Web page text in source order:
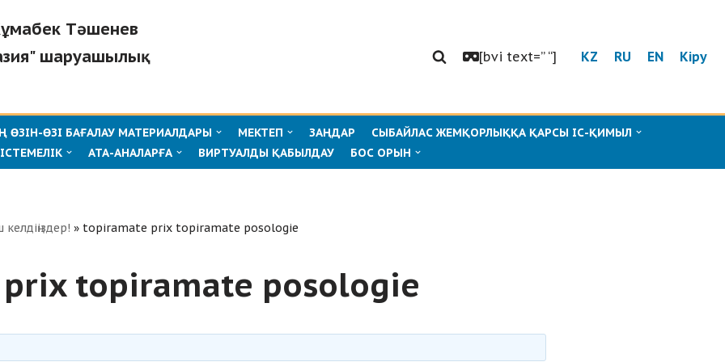
Тәшенев
шаруашылық
[bvi text=” “] KZ RU EN Кіру
ӨЗІ БАҒАЛАУ МАТЕРИАЛДАРЫ МЕКТЕП ЗАҢДАР
СЫБАЙЛАС ЖЕМҚОРЛЫҚҚА ҚАРСЫ ІС-ҚИМЫЛ
АТА-АНАЛАРҒА ВИРТУАЛДЫ ҚАБЫЛДАУ БОС ОРЫН
келдіңіздер! » topiramate prix topiramate posologie
topiramate posologie